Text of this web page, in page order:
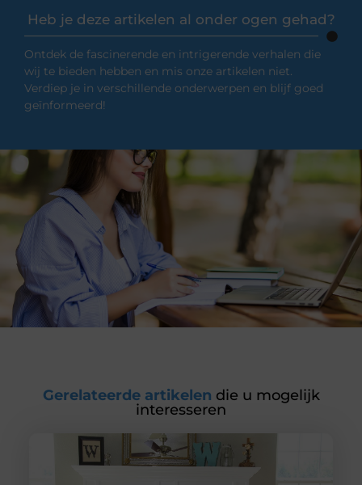
Heb je deze artikelen al onder ogen gehad?
Ontdek de fascinerende en intrigerende verhalen die
wij te bieden hebben en mis onze artikelen niet.
Verdiep je in verschillende onderwerpen en blijf goed
geïnformeerd!
Gerelateerde artikelen die u mogelijk
interesseren